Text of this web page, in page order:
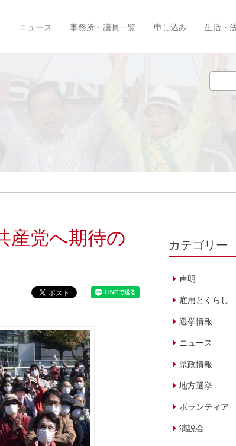
ニュース 事務所・議員一覧 申し込み 生活・
党へ期待の カテゴリー
声明
雇用とくらし
選挙情報
ニュース
県政情報
地方選挙
ボランティア
演説会